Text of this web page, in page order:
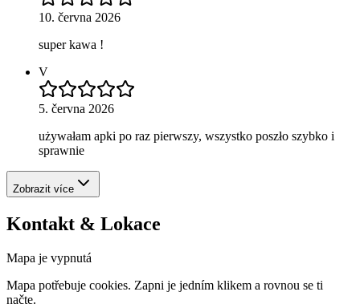
10. června 2026
super kawa !
V
5. června 2026
używałam apki po raz pierwszy, wszystko poszło szybko i
sprawnie
Zobrazit více
Kontakt & Lokace
Mapa je vypnutá
Mapa potřebuje cookies. Zapni je jedním klikem a rovnou se ti
načte.